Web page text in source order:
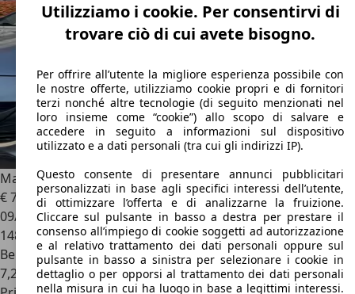
Mazda 51.8 Smart Space
€ 7.600
09/2013
148.000 km
Benzina
7,2 l/100 km (comb.)
Utilizziamo i cookie. Per consentirvi di
trovare ciò di cui avete bisogno.
Per offrire all’utente la migliore esperienza possibile con
le nostre offerte, utilizziamo cookie propri e di fornitori
terzi nonché altre tecnologie (di seguito menzionati nel
loro insieme come “cookie”) allo scopo di salvare e
accedere in seguito a informazioni sul dispositivo
utilizzato e a dati personali (tra cui gli indirizzi IP).
Questo consente di presentare annunci pubblicitari
personalizzati in base agli specifici interessi dell’utente,
di ottimizzare l’offerta e di analizzarne la fruizione.
Cliccare sul pulsante in basso a destra per prestare il
consenso all’impiego di cookie soggetti ad autorizzazione
e al relativo trattamento dei dati personali oppure sul
pulsante in basso a sinistra per selezionare i cookie in
dettaglio o per opporsi al trattamento dei dati personali
nella misura in cui ha luogo in base a legittimi interessi.